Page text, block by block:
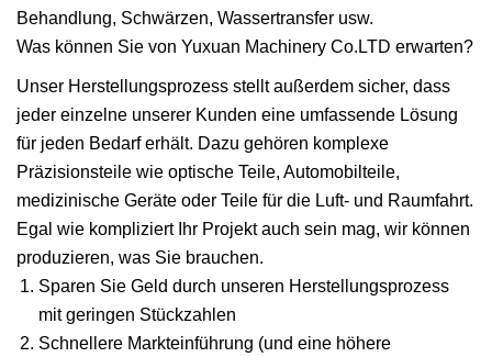
Behandlung, Schwärzen, Wassertransfer usw.
Was können Sie von Yuxuan Machinery Co.LTD erwarten?
Unser Herstellungsprozess stellt außerdem sicher, dass
jeder einzelne unserer Kunden eine umfassende Lösung
für jeden Bedarf erhält. Dazu gehören komplexe
Präzisionsteile wie optische Teile, Automobilteile,
medizinische Geräte oder Teile für die Luft- und Raumfahrt.
Egal wie kompliziert Ihr Projekt auch sein mag, wir können
produzieren, was Sie brauchen.
Sparen Sie Geld durch unseren Herstellungsprozess
mit geringen Stückzahlen
Schnellere Markteinführung (und eine höhere